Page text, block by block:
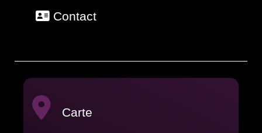
Contact
Carte